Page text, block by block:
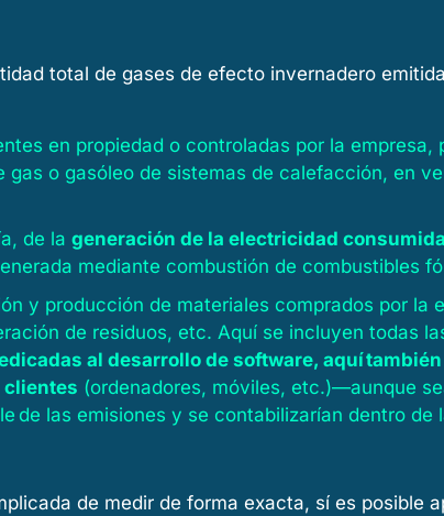
total de gases de efecto invernadero
en propiedad o controladas por la empresa,
gas o gasóleo de sistemas de calefacción, en
de la generación de la electricidad
mediante combustión de combustibles
y producción de materiales comprados por la
de residuos, etc. Aquí se incluyen todas
al desarrollo de software, aquí
clientes (ordenadores, móviles, etc.)—aunque
de las emisiones y se contabilizarían dentro
de medir de forma exacta, sí es posible